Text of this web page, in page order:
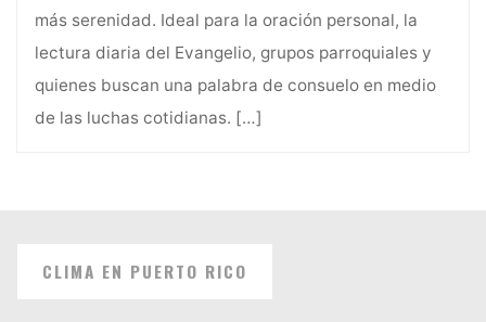
más serenidad. Ideal para la oración personal, la
lectura diaria del Evangelio, grupos parroquiales y
quienes buscan una palabra de consuelo en medio
de las luchas cotidianas. […]
CLIMA EN PUERTO RICO